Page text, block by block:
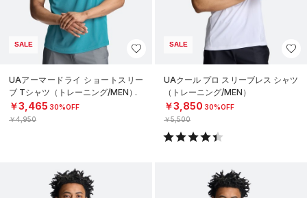
SALE
UAアーマードライ ショートスリー
ブ Tシャツ（トレーニング/MEN）
￥3,465 30%OFF
￥4,950
SALE
UAクール プロ スリーブレス シャツ
（トレーニング/MEN）
￥3,850 30%OFF
￥5,500